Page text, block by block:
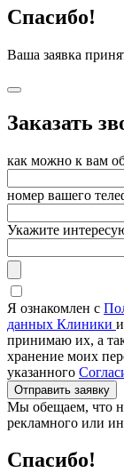
Спасибо!
Ваша заявка
Заказать
как можно к вам
номер вашего
Укажите
Я ознакомлен с
данных Клиники и
принимаю их, а
хранение моих
указанного
Отправить заявку
Мы обещаем, что
рекламного или
Спасибо!